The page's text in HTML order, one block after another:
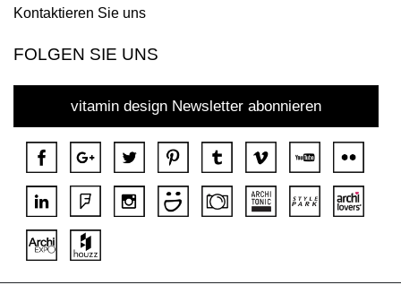
Kontaktieren Sie uns
FOLGEN SIE UNS
vitamin design Newsletter abonnieren